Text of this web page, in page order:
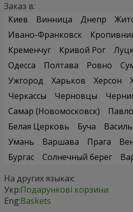
Заказ в:
Киев
Винница Днепр
Ивано-Франковск
Кременчуг
Кривой Рог Луцк
Одесса
Полтава Ровно
Ужгород
Харьков Херсон
Черкассы
Черновцы
Самар (Новомосковск)
Белая Церковь
Буча
Умань
Варшава Прага
Бургас
Солнечный берег
На других языках:
Укр:Подарункові корзини
Eng:Baskets